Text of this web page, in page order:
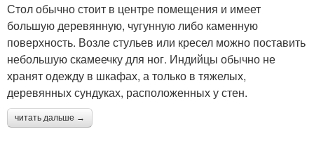
Стол обычно стоит в центре помещения и имеет
большую деревянную, чугунную либо каменную
поверхность. Возле стульев или кресел можно поставить
небольшую скамеечку для ног. Индийцы обычно не
хранят одежду в шкафах, а только в тяжелых,
деревянных сундуках, расположенных у стен.
читать дальше →